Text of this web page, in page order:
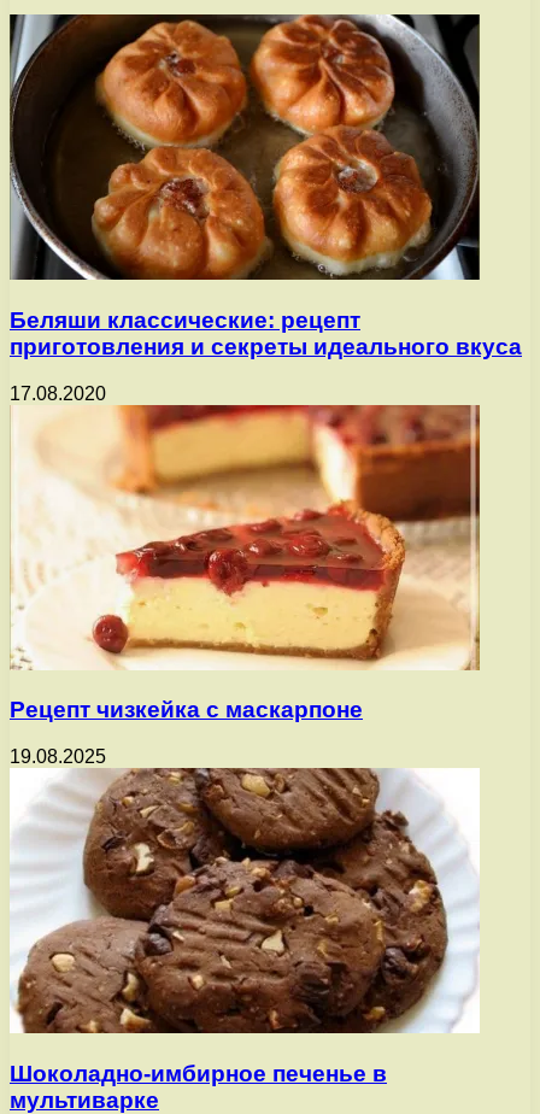
Беляши классические: рецепт
приготовления и секреты идеального вкуса
17.08.2020
Рецепт чизкейка с маскарпоне
19.08.2025
Шоколадно-имбирное печенье в
мультиварке